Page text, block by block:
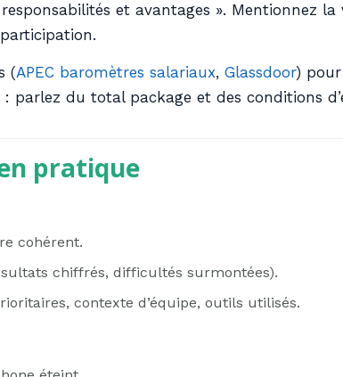
et avantages ». Mentionnez
(APEC baromètres salariaux, Glassdoor)
parlez du total package et des conditions
pratique
cohérent.
chiffrés, difficultés surmontées).
contexte d’équipe, outils utilisés.